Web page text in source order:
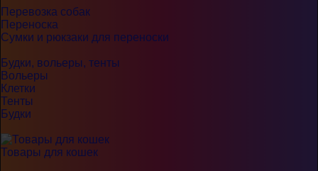
Перевозка собак
Переноска
Сумки и рюкзаки для переноски
Будки, вольеры, тенты
Вольеры
Клетки
Тенты
Будки
Товары для кошек